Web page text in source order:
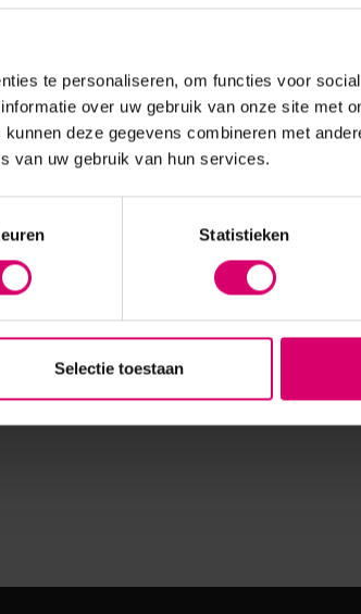
te personaliseren, om functies voor
over uw gebruik van onze site met
deze gegevens combineren met
van uw gebruik van hun services.
Statistieken
Selectie toestaan